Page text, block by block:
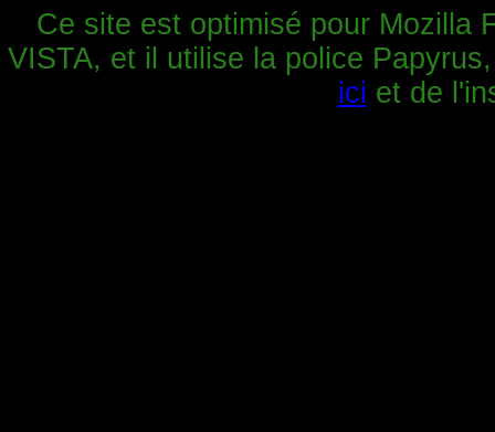
Ce site est optimisé pour Mozilla
VISTA, et il utilise la police
ici et de